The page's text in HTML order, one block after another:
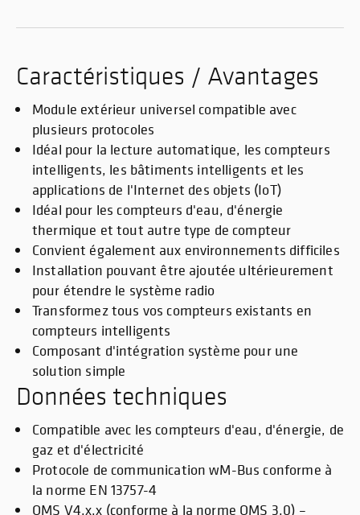
Caractéristiques / Avantages
Module extérieur universel compatible avec
plusieurs protocoles
Idéal pour la lecture automatique, les compteurs
intelligents, les bâtiments intelligents et les
applications de l'Internet des objets (IoT)
Idéal pour les compteurs d'eau, d'énergie
thermique et tout autre type de compteur
Convient également aux environnements difficiles
Installation pouvant être ajoutée ultérieurement
pour étendre le système radio
Transformez tous vos compteurs existants en
compteurs intelligents
Composant d'intégration système pour une
solution simple
Données techniques
Compatible avec les compteurs d'eau, d'énergie, de
gaz et d'électricité
Protocole de communication wM-Bus conforme à
la norme EN 13757-4
OMS V4.x.x (conforme à la norme OMS 3.0) –